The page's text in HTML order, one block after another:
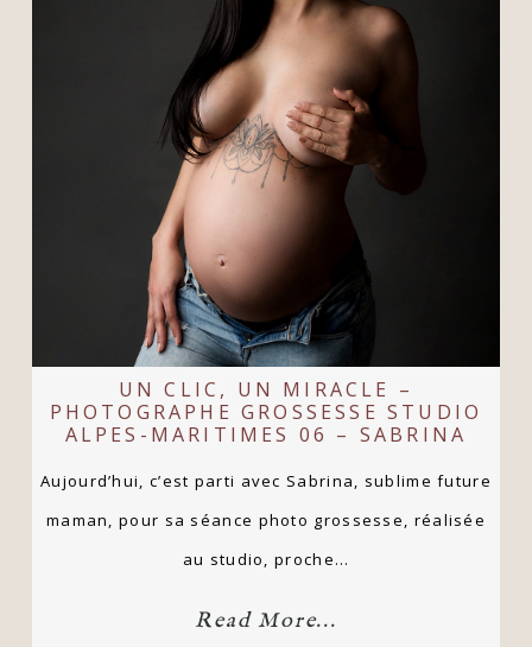
UN CLIC, UN MIRACLE –
PHOTOGRAPHE GROSSESSE STUDIO
ALPES-MARITIMES 06 – SABRINA
Aujourd’hui, c’est parti avec Sabrina, sublime future
maman, pour sa séance photo grossesse, réalisée
au studio, proche…
Read More...